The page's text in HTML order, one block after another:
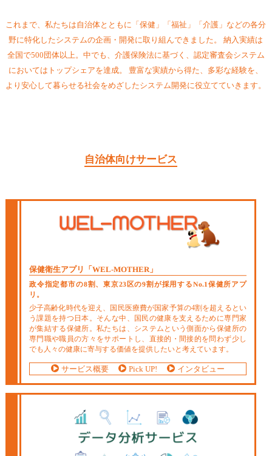
これまで、私たちは自治体とともに 「保健」「福祉」「介護」などの各分
野に特化したシステムの企画・開発に取り組んできました。
納入実績は
全国で500団体以上。 中でも、介護保険法に基づく、 認定審査会システム
においてはトップシェアを達成。
豊富な実績から得た、多彩な経験を、
より安心して暮らせる社会をめざしたシステム開発に役立てていきます。
自治体向けサービス
保健衛生アプリ 「WEL-MOTHER」
政令指定都市の8割、東京23区の9割が採用するNo.1保健所アプ
リ。
少子高齢化時代を迎え、国民医療費が国家予算の4割を超えるとい
う課題を持つ日本。そんな中、国民の健康を支えるために専門家
が集結する保健所。私たちは、システムという側面から保健所の
専門職や職員の方々をサポートし、直接的・間接的を問わず少し
でも人々の健康に寄与する価値を提供したいと考えています。
サービス概要 Pick UP! インタビュー